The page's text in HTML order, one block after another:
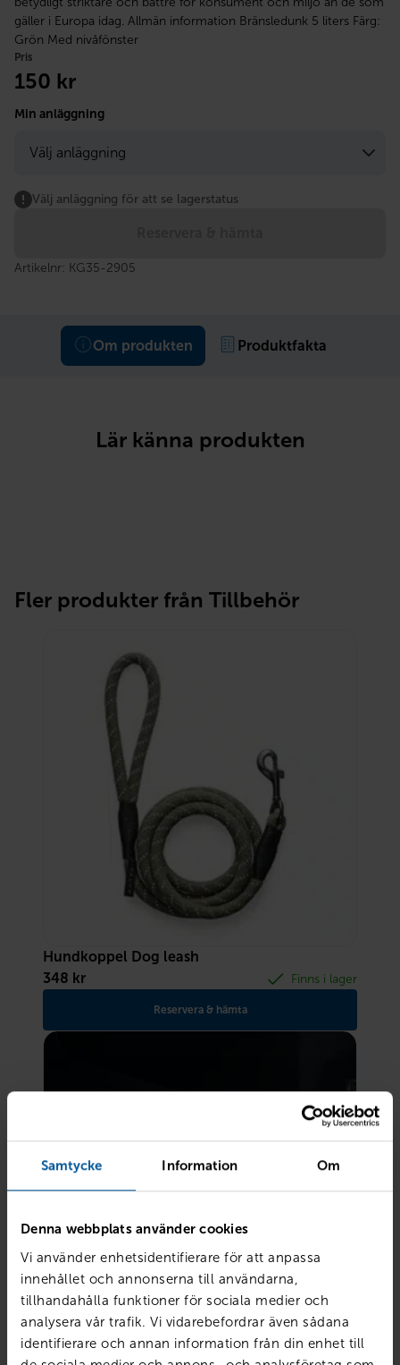
Samtycke Information Om
Denna webbplats använder cookies
Vi använder enhetsidentifierare för att anpassa
innehållet och annonserna till användarna,
tillhandahålla funktioner för sociala medier och
analysera vår trafik. Vi vidarebefordrar även sådana
identifierare och annan information från din enhet till
gäller i Europa idag. Allmän information Bränsledunk 5 liters Färg:
Grön Med nivåfönster
Pris
150 kr
Min anläggning
Välj anläggning för att se lagerstatus
Artikelnr: KG35-2905
Om produkten Produktfakta
Lär känna produkten
Fler produkter från Tillbehör
Hundkoppel Dog leash
348 kr Finns i lager
Reservera & hämta
Lastrumsmatta Volvo